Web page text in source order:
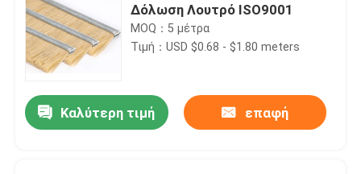
Δόλωση Λουτρό ISO9001
MOQ：5 μέτρα
Τιμή：USD $0.68 - $1.80 meters
Καλύτερη τιμή επαφή